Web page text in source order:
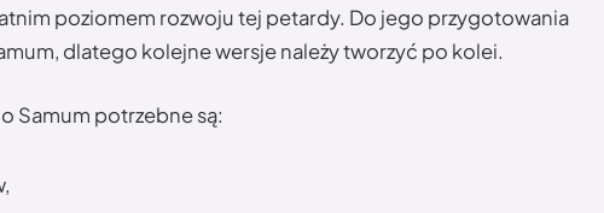
poziomem rozwoju tej petardy. Do jego przygotowania
dlatego kolejne wersje należy tworzyć po kolei.
Samum potrzebne są: